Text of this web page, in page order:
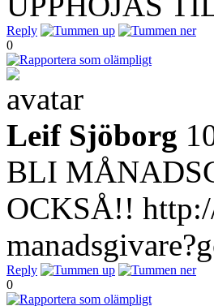
Reply
0
Leif Sjöborg
BLI
OCKSÅ!!
Reply
0